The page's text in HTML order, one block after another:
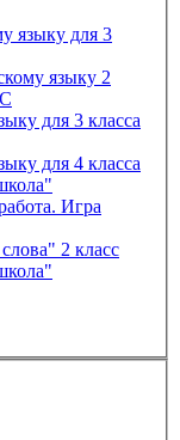
языку для 3
языку 2
для 3 класса
для 4 класса
Игра
2 класс